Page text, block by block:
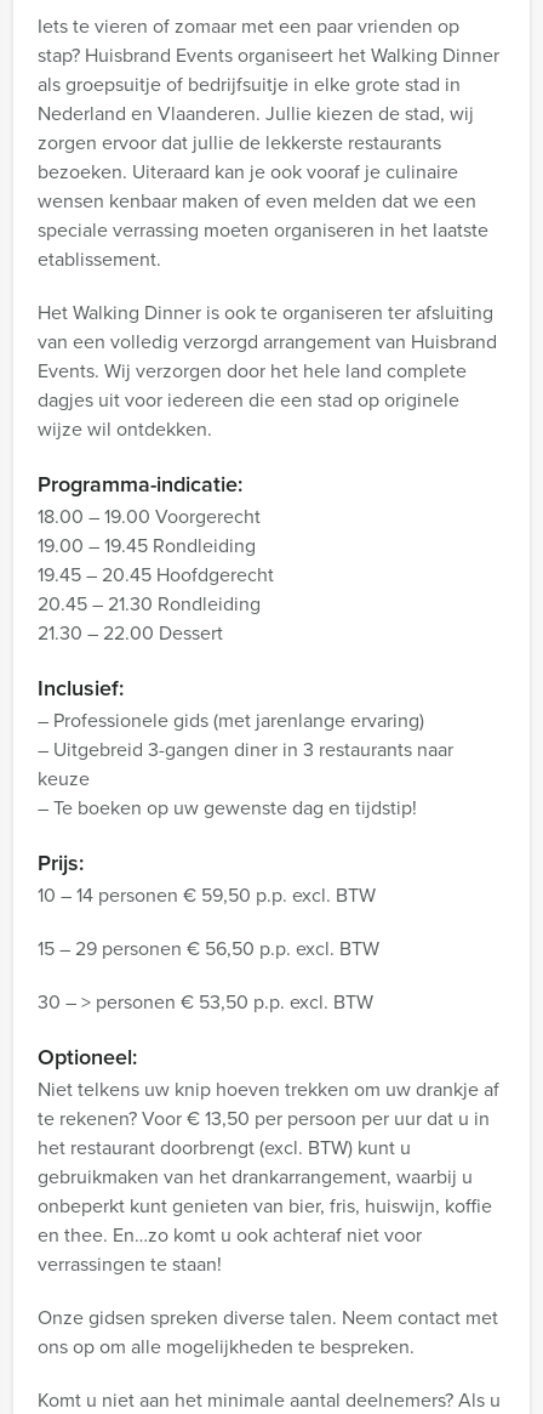
Iets te vieren of zomaar met een paar vrienden op
stap? Huisbrand Events organiseert het Walking Dinner
als groepsuitje of bedrijfsuitje in elke grote stad in
Nederland en Vlaanderen. Jullie kiezen de stad, wij
zorgen ervoor dat jullie de lekkerste restaurants
bezoeken. Uiteraard kan je ook vooraf je culinaire
wensen kenbaar maken of even melden dat we een
speciale verrassing moeten organiseren in het laatste
etablissement.
Het Walking Dinner is ook te organiseren ter afsluiting
van een volledig verzorgd arrangement van Huisbrand
Events. Wij verzorgen door het hele land complete
dagjes uit voor iedereen die een stad op originele
wijze wil ontdekken.
Programma-indicatie:
18.00 – 19.00 Voorgerecht
19.00 – 19.45 Rondleiding
19.45 – 20.45 Hoofdgerecht
20.45 – 21.30 Rondleiding
21.30 – 22.00 Dessert
Inclusief:
– Professionele gids (met jarenlange ervaring)
– Uitgebreid 3-gangen diner in 3 restaurants naar
keuze
– Te boeken op uw gewenste dag en tijdstip!
Prijs:
10 – 14 personen € 59,50 p.p. excl. BTW
15 – 29 personen € 56,50 p.p. excl. BTW
30 – > personen € 53,50 p.p. excl. BTW
Optioneel:
Niet telkens uw knip hoeven trekken om uw drankje af
te rekenen? Voor € 13,50 per persoon per uur dat u in
het restaurant doorbrengt (excl. BTW) kunt u
gebruikmaken van het drankarrangement, waarbij u
onbeperkt kunt genieten van bier, fris, huiswijn, koffie
en thee. En…zo komt u ook achteraf niet voor
verrassingen te staan!
Onze gidsen spreken diverse talen. Neem contact met
ons op om alle mogelijkheden te bespreken.
Komt u niet aan het minimale aantal deelnemers? Als u